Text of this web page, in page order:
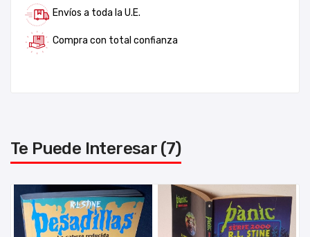
Envíos a toda la U.E.
Compra con total confianza
Te Puede Interesar (7)